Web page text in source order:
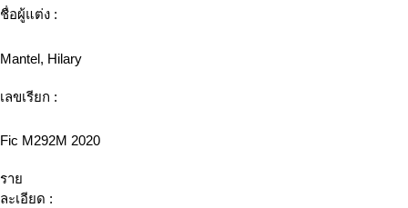
ชื่อผู้แต่ง :
Mantel, Hilary
เลขเรียก :
Fic M292M 2020
ราย
ละเอียด :